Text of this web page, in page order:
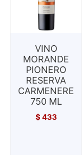
VINO
MORANDE
PIONERO
RESERVA
CARMENERE
750 ML
$433